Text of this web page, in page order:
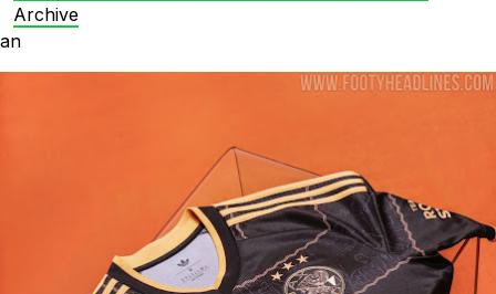
Archive
an